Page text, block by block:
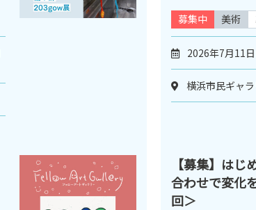
募集中 美術
2026年7月11
横浜市民ギャ
【募集】は
合わせで変化
回＞